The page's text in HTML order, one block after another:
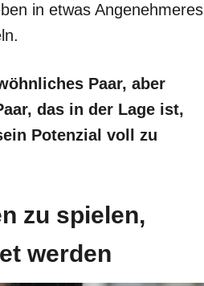
in etwas Angenehmeres
Paar, aber
das in der Lage ist,
Potenzial voll zu
zu spielen,
werden